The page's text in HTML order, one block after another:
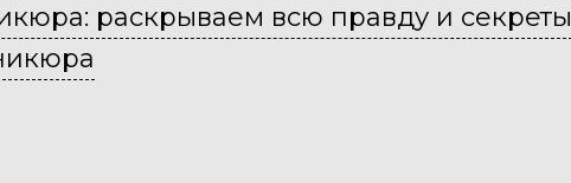
раскрываем всю правду и секреты